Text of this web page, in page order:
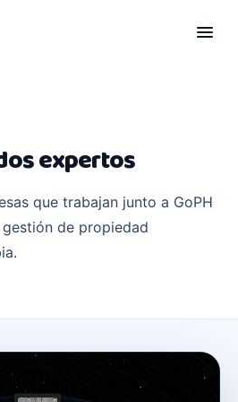
expertos
que trabajan junto a GoPH
de propiedad